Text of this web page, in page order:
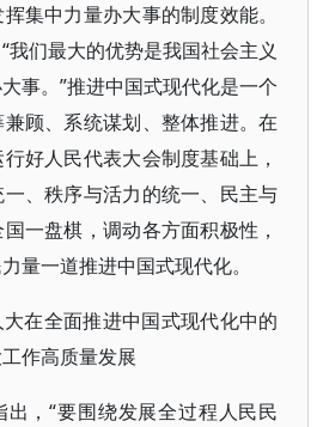
集中力量办大事的制度效能。
我们最大的优势是我国社会主义
事。”推进中国式现代化是一个
顾、系统谋划、整体推进。在
好人民代表大会制度基础上，
、秩序与活力的统一、民主与
一盘棋，调动各方面积极性，
量一道推进中国式现代化。
在全面推进中国式现代化中的
作高质量发展
出，“要围绕发展全过程人民民